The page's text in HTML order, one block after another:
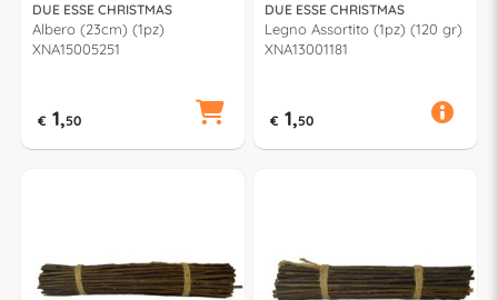
DUE ESSE CHRISTMAS
Albero (23cm) (1pz)
XNA15005251
€ 1,50
DUE ESSE CHRISTMAS
Legno Assortito (1pz) (120 gr)
XNA13001181
€ 1,50